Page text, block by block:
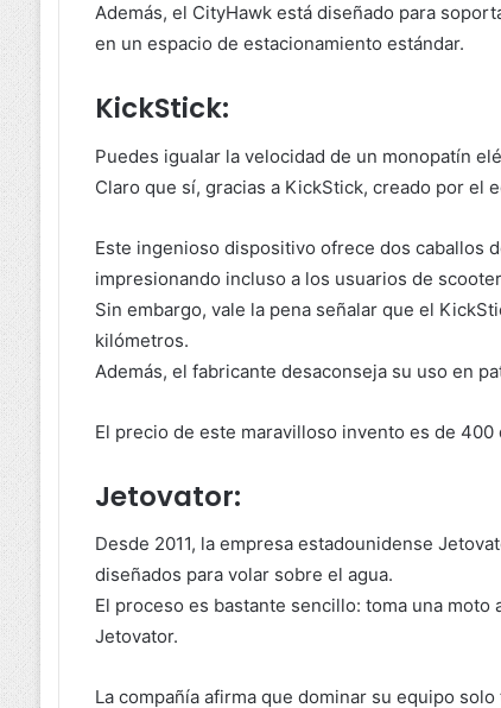
Además, el CityHawk está diseñado para
en un espacio de estacionamiento estándar.
KickStick:
Puedes igualar la velocidad de un monopatín
Claro que sí, gracias a KickStick, creado por el
Este ingenioso dispositivo ofrece dos caballos
impresionando incluso a los usuarios de
Sin embargo, vale la pena señalar que el
kilómetros.
Además, el fabricante desaconseja su uso en
El precio de este maravilloso invento es de 400
Jetovator:
Desde 2011, la empresa estadounidense
diseñados para volar sobre el agua.
El proceso es bastante sencillo: toma una
Jetovator.
La compañía afirma que dominar su equipo